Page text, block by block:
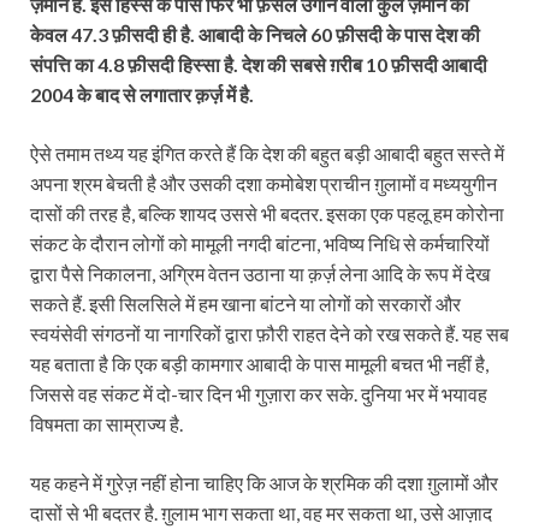
केवल 47.3 फ़ीसदी ही है. आबादी के निचले 60 फ़ीसदी के पास देश की
संपत्ति का 4.8 फ़ीसदी हिस्सा है. देश की सबसे ग़रीब 10 फ़ीसदी आबादी
2004 के बाद से लगातार क़र्ज़ में है.
ऐसे तमाम तथ्य यह इंगित करते हैं कि देश की बहुत बड़ी आबादी बहुत सस्ते में
अपना श्रम बेचती है और उसकी दशा कमोबेश प्राचीन ग़ुलामों व मध्ययुगीन
दासों की तरह है, बल्कि शायद उससे भी बदतर. इसका एक पहलू हम कोरोना
संकट के दौरान लोगों को मामूली नगदी बांटना, भविष्य निधि से कर्मचारियों
द्वारा पैसे निकालना, अग्रिम वेतन उठाना या क़र्ज़ लेना आदि के रूप में देख
सकते हैं. इसी सिलसिले में हम खाना बांटने या लोगों को सरकारों और
स्वयंसेवी संगठनों या नागरिकों द्वारा फ़ौरी राहत देने को रख सकते हैं. यह सब
यह बताता है कि एक बड़ी कामगार आबादी के पास मामूली बचत भी नहीं है,
जिससे वह संकट में दो-चार दिन भी गुज़ारा कर सके. दुनिया भर में भयावह
विषमता का साम्राज्य है.
यह कहने में गुरेज़ नहीं होना चाहिए कि आज के श्रमिक की दशा ग़ुलामों और
दासों से भी बदतर है. ग़ुलाम भाग सकता था, वह मर सकता था, उसे आज़ाद